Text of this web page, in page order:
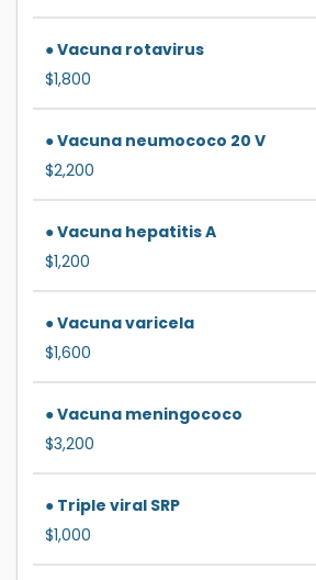
● Vacuna rotavirus
$1,800
● Vacuna neumococo 20 V
$2,200
● Vacuna hepatitis A
$1,200
● Vacuna varicela
$1,600
● Vacuna meningococo
$3,200
● Triple viral SRP
$1,000